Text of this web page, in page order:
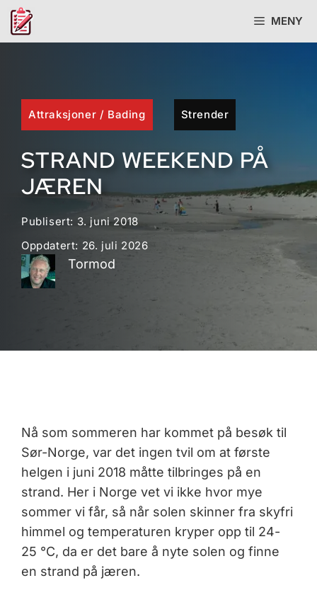
Hopp
MENY
Attraksjoner / Bading Strender
STRAND WEEKEND PÅ
JÆREN
Publisert: 3. juni 2018
Oppdatert: 26. juli 2026
Tormod
Nå som sommeren har kommet på besøk til
Sør-Norge, var det ingen tvil om at første
helgen i juni 2018 måtte tilbringes på en
strand. Her i Norge vet vi ikke hvor mye
sommer vi får, så når solen skinner fra skyfri
himmel og temperaturen kryper opp til 24-
25 °C, da er det bare å nyte solen og finne
en strand på jæren.